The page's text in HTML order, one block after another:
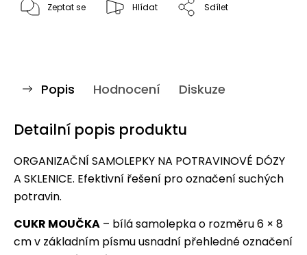
Zeptat se Hlídat Sdílet
Popis Hodnocení Diskuze
Detailní popis produktu
ORGANIZAČNÍ SAMOLEPKY NA POTRAVINOVÉ DÓZY
A SKLENICE. Efektivní řešení pro označení suchých
potravin.
CUKR MOUČKA – bílá samolepka o rozměru 6 × 8
cm v základním písmu usnadní přehledné označení